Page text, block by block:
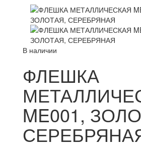
В наличии
ФЛЕШКА
ME001,